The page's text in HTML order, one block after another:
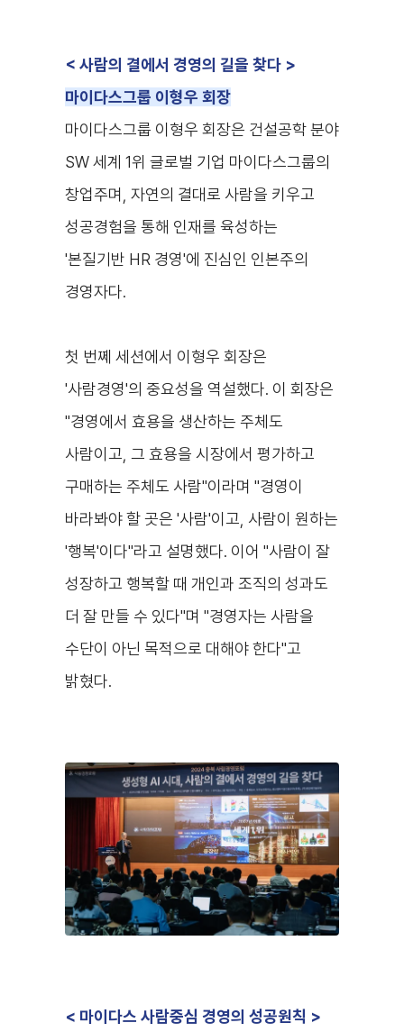
< 사람의 결에서 경영의 길을 찾다 >
마이다스그룹 이형우 회장
마이다스그룹 이형우 회장은 건설공학 분야
SW 세계 1위 글로벌 기업 마이다스그룹의
창업주며, 자연의 결대로 사람을 키우고
성공경험을 통해 인재를 육성하는
'본질기반 HR 경영'에 진심인 인본주의
경영자다.
첫 번쩨 세션에서 이형우 회장은
'사람경영'의 중요성을 역설했다. 이 회장은
"경영에서 효용을 생산하는 주체도
사람이고, 그 효용을 시장에서 평가하고
구매하는 주체도 사람"이라며 "경영이
바라봐야 할 곳은 '사람'이고, 사람이 원하는
'행복'이다"라고 설명했다. 이어 "사람이 잘
성장하고 행복할 때 개인과 조직의 성과도
더 잘 만들 수 있다"며 "경영자는 사람을
수단이 아닌 목적으로 대해야 한다"고
밝혔다.
< 마이다스 사람중심 경영의 성공원칙 >